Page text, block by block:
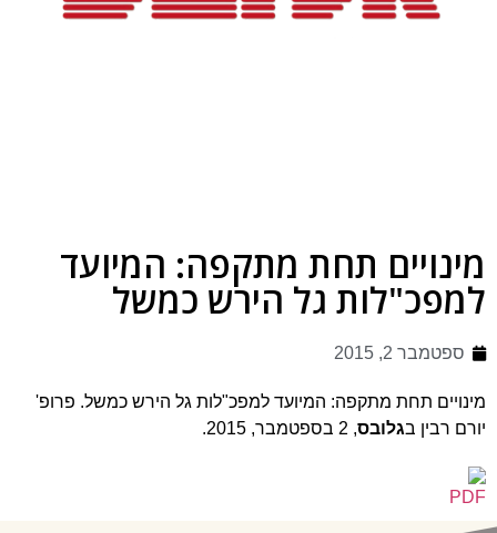
מינויים תחת מתקפה: המיועד
למפכ"לות גל הירש כמשל
ספטמבר 2, 2015
מינויים תחת מתקפה: המיועד למפכ"לות גל הירש כמשל. פרופ'
יורם רבין בגלובס, 2 בספטמבר, 2015.